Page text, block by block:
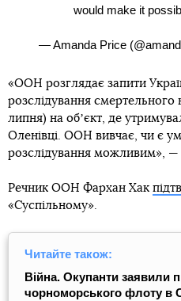
would make it
— Amanda Price
«ООН розглядає запити
розслідування смертельного
липня) на обʼєкт, де
Оленівці. ООН вивчає, чи є
розслідування можливим», —
Речник ООН Фархан Хак
«Суспільному».
Читайте також:
Війна. Окупанти заявили
чорноморського флоту в